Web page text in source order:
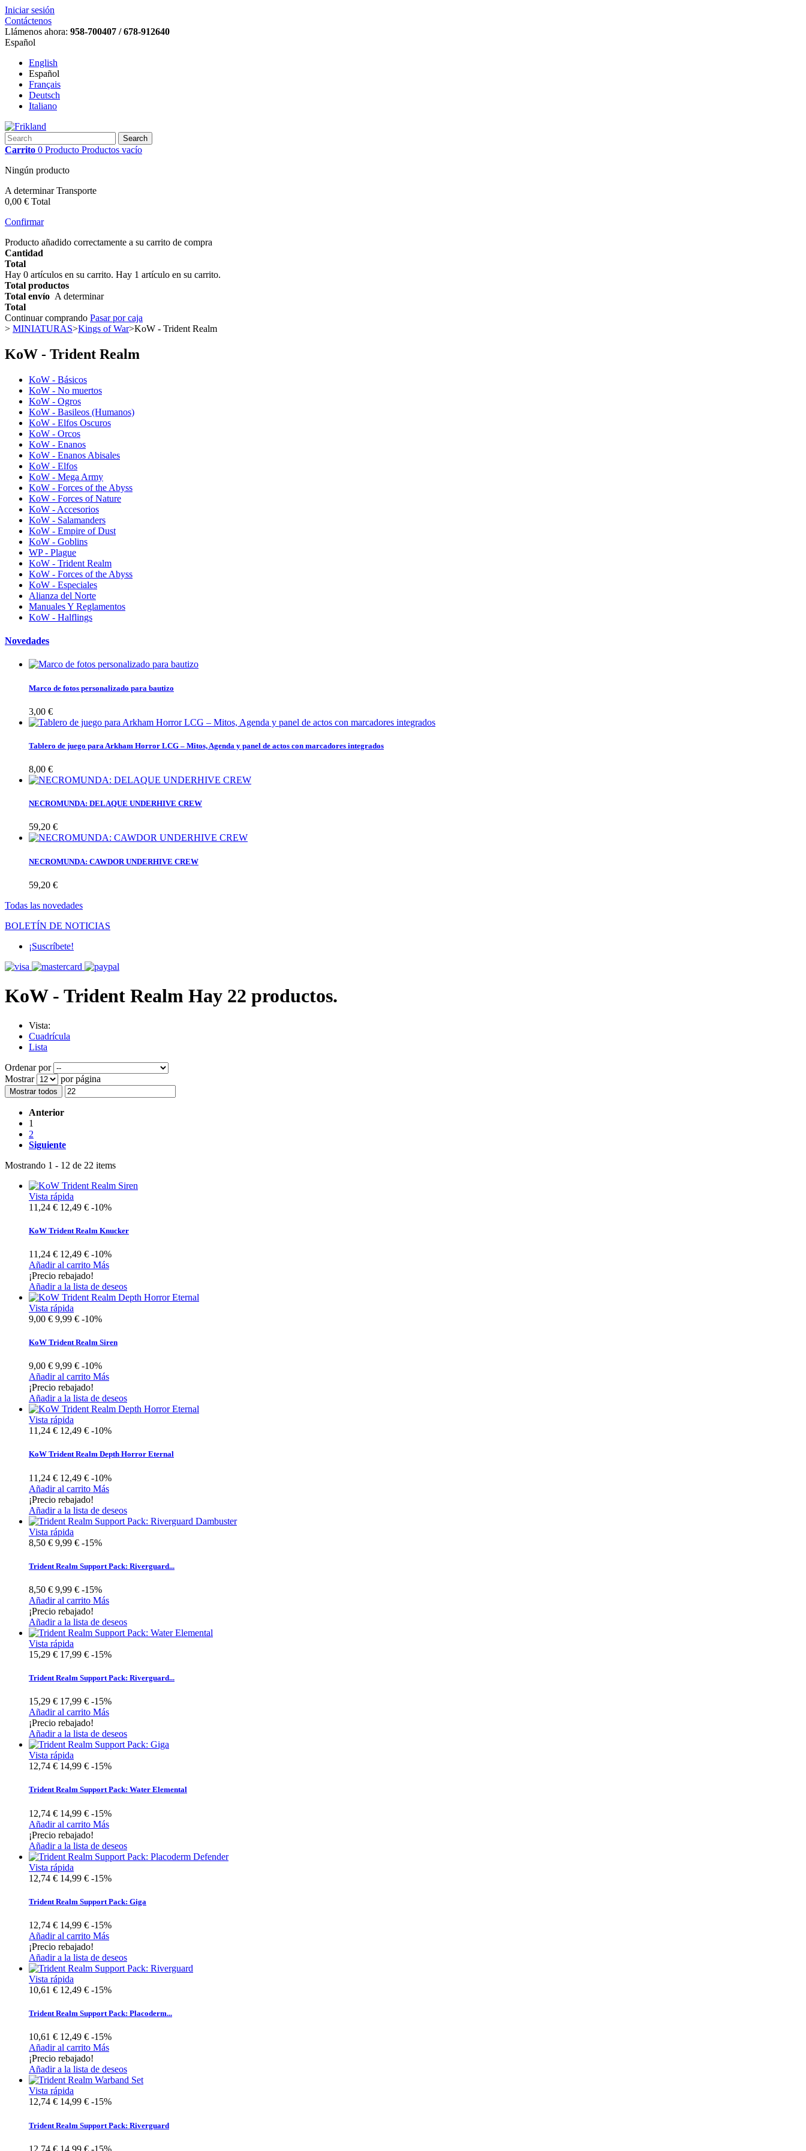
Iniciar sesión
Contáctenos
Llámenos ahora: 958-700407 / 678-912640
Español
English
Español
Français
Deutsch
Italiano
Search
Carrito 0 Producto Productos vacío
Ningún producto
A determinarTransporte
0,00 € Total
Confirmar
Producto añadido correctamente a su carrito de compra
Cantidad
Total
Hay 0 artículos en su carrito. Hay 1 artículo en su carrito.
Total productos
Total envío A determinar
Total
Continuar comprando Pasar por caja
> MINIATURAS>Kings of War>KoW - Trident Realm
KoW - Trident Realm
KoW - Básicos
KoW - No muertos
KoW - Ogros
KoW - Basileos (Humanos)
KoW - Elfos Oscuros
KoW - Orcos
KoW - Enanos
KoW - Enanos Abisales
KoW - Elfos
KoW - Mega Army
KoW - Forces of the Abyss
KoW - Forces of Nature
KoW - Accesorios
KoW - Salamanders
KoW - Empire of Dust
KoW - Goblins
WP - Plague
KoW - Trident Realm
KoW - Forces of the Abyss
KoW - Especiales
Alianza del Norte
Manuales Y Reglamentos
KoW - Halflings
Novedades
Marco de fotos personalizado para bautizo
3,00 €
Tablero de juego para Arkham Horror LCG – Mitos, Agenda y panel de actos con marcadores integrados
8,00 €
NECROMUNDA: DELAQUE UNDERHIVE CREW
59,20 €
NECROMUNDA: CAWDOR UNDERHIVE CREW
59,20 €
Todas las novedades
BOLETÍN DE NOTICIAS
¡Suscríbete!
KoW - Trident Realm Hay 22 productos.
Vista:
Cuadrícula
Lista
Ordenar por
Mostrar
por página
Mostrar todos
Anterior
1
2
Siguiente
Mostrando 1 - 12 de 22 items
Vista rápida
11,24 € 12,49 € -10%
KoW Trident Realm Knucker
11,24 € 12,49 € -10%
Añadir al carrito Más
¡Precio rebajado!
Añadir a la lista de deseos
Vista rápida
9,00 € 9,99 € -10%
KoW Trident Realm Siren
9,00 € 9,99 € -10%
Añadir al carrito Más
¡Precio rebajado!
Añadir a la lista de deseos
Vista rápida
11,24 € 12,49 € -10%
KoW Trident Realm Depth Horror Eternal
11,24 € 12,49 € -10%
Añadir al carrito Más
¡Precio rebajado!
Añadir a la lista de deseos
Vista rápida
8,50 € 9,99 € -15%
Trident Realm Support Pack: Riverguard...
8,50 € 9,99 € -15%
Añadir al carrito Más
¡Precio rebajado!
Añadir a la lista de deseos
Vista rápida
15,29 € 17,99 € -15%
Trident Realm Support Pack: Riverguard...
15,29 € 17,99 € -15%
Añadir al carrito Más
¡Precio rebajado!
Añadir a la lista de deseos
Vista rápida
12,74 € 14,99 € -15%
Trident Realm Support Pack: Water Elemental
12,74 € 14,99 € -15%
Añadir al carrito Más
¡Precio rebajado!
Añadir a la lista de deseos
Vista rápida
12,74 € 14,99 € -15%
Trident Realm Support Pack: Giga
12,74 € 14,99 € -15%
Añadir al carrito Más
¡Precio rebajado!
Añadir a la lista de deseos
Vista rápida
10,61 € 12,49 € -15%
Trident Realm Support Pack: Placoderm...
10,61 € 12,49 € -15%
Añadir al carrito Más
¡Precio rebajado!
Añadir a la lista de deseos
Vista rápida
12,74 € 14,99 € -15%
Trident Realm Support Pack: Riverguard
12,74 € 14,99 € -15%